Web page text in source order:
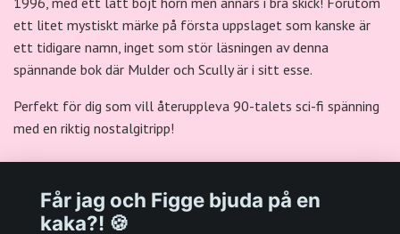
ett litet mystiskt märke på första uppslaget som kanske är
ett tidigare namn, inget som stör läsningen av denna
spännande bok där Mulder och Scully är i sitt esse.
Perfekt för dig som vill återuppleva 90-talets sci-fi spänning
med en riktig nostalgitripp!
Får jag och Figge bjuda på en
kaka?! 🍪